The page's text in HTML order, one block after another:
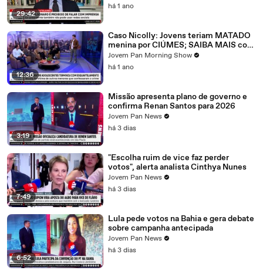
29:42
há 1 ano
12:36
Caso Nicolly: Jovens teriam MATADO
menina por CIÚMES; SAIBA MAIS com
Carla Albuquerque
Jovem Pan Morning Show
há 1 ano
3:19
Missão apresenta plano de governo e
confirma Renan Santos para 2026
Jovem Pan News
há 3 dias
7:49
"Escolha ruim de vice faz perder
votos", alerta analista Cinthya Nunes
Jovem Pan News
há 3 dias
6:52
Lula pede votos na Bahia e gera debate
sobre campanha antecipada
Jovem Pan News
há 3 dias